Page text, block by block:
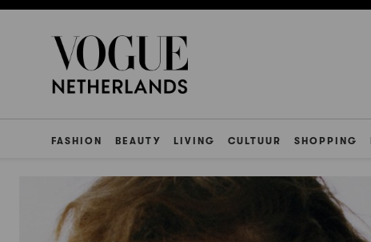
FASHION BEAUTY LIVING CULTUUR SHOPPING